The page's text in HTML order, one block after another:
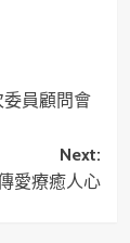
員顧問會
Next:
愛療癒人心